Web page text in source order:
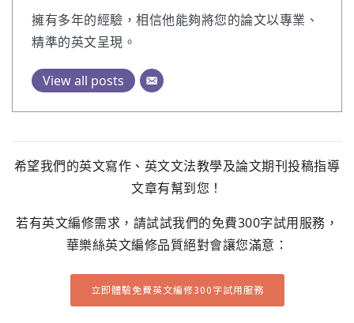
擁有多年的經驗，相信他能夠將您的論文以專業、
精準的英文呈現。
View all posts
希望我們的英文寫作、英文文法教學及論文期刊投稿指導
文章有幫到您！
若有英文編修需求，請試試我們的免費300字試用服務，
華樂絲英文編修品質絕對會讓您滿意：
立即體驗免費英文編修300字試用服務